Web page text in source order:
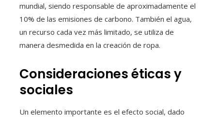
mundial, siendo responsable de aproximadamente el
10% de las emisiones de carbono. También el agua,
un recurso cada vez más limitado, se utiliza de
manera desmedida en la creación de ropa.
Consideraciones éticas y
sociales
Un elemento importante es el efecto social, dado